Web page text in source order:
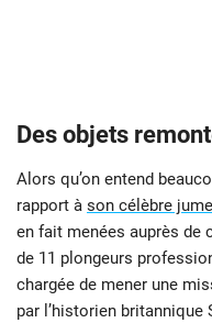
Des objets
Alors qu’on entend
rapport à son célèbre
en fait menées auprès de
de 11 plongeurs
chargée de mener une
par l’historien britannique